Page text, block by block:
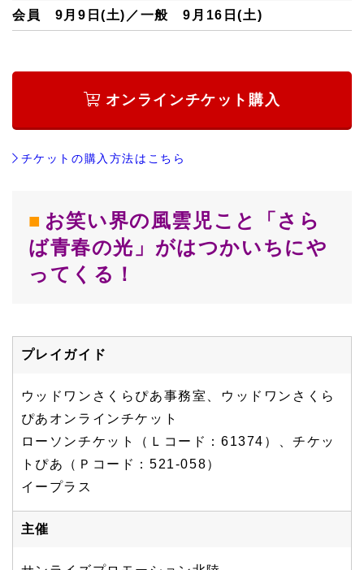
会員 9月9日(土)／一般 9月16日(土)
オンラインチケット購入
チケットの購入方法はこちら
お笑い界の風雲児こと「さら
ば青春の光」がはつかいちにや
ってくる！
プレイガイド
ウッドワンさくらぴあ事務室、ウッドワンさくら
ぴあオンラインチケット
ローソンチケット（Ｌコード：61374）、チケッ
トぴあ（Ｐコード：521-058）
イープラス
主催